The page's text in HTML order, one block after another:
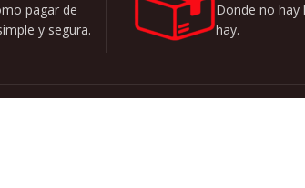
pagar de
y segura.
Donde no hay
hay.